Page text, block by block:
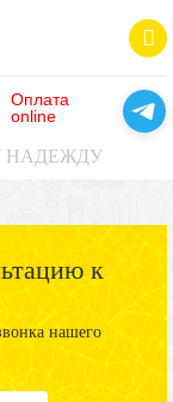
Оплата
online
НАДЕЖДУ
к
нашего